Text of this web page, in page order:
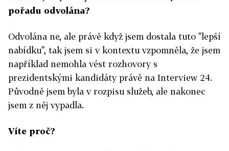
pořadu odvolána?
Odvolána ne, ale právě když jsem dostala tuto "lepší
nabídku", tak jsem si v kontextu vzpomněla, že jsem
například nemohla vést rozhovory s
prezidentskými kandidáty právě na Interview 24.
Původně jsem byla v rozpisu služeb, ale nakonec
jsem z něj vypadla.
Víte proč?